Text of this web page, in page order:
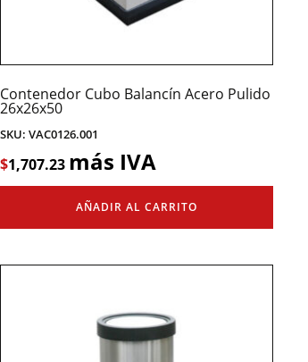
Contenedor Cubo Balancín Acero Pulido
26x26x50
SKU: VAC0126.001
$1,707.23 más IVA
AÑADIR AL CARRITO